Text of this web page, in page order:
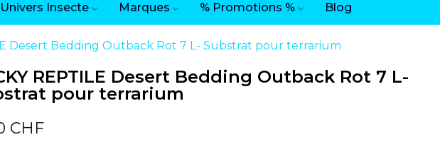
Univers Insecte Marques % Promotions % Blog
Desert Bedding Outback Rot 7 L- Substrat pour terrarium
REPTILE Desert Bedding Outback Rot 7 L-
pour terrarium
CHF